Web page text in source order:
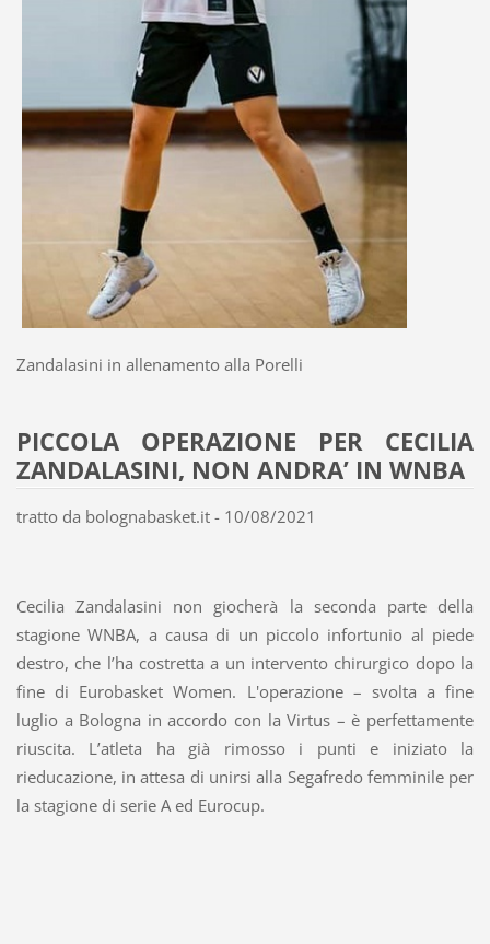
Zandalasini in allenamento alla Porelli
PICCOLA OPERAZIONE PER CECILIA
ZANDALASINI, NON ANDRA’ IN WNBA
tratto da bolognabasket.it - 10/08/2021
Cecilia Zandalasini non giocherà la seconda parte della
stagione WNBA, a causa di un piccolo infortunio al piede
destro, che l’ha costretta a un intervento chirurgico dopo la
fine di Eurobasket Women. L'operazione – svolta a fine
luglio a Bologna in accordo con la Virtus – è perfettamente
riuscita. L’atleta ha già rimosso i punti e iniziato la
rieducazione, in attesa di unirsi alla Segafredo femminile per
la stagione di serie A ed Eurocup.